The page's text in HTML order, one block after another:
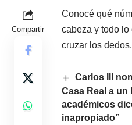
Compartir
Conocé qué
cabeza y todo lo
cruzar los dedos.
Carlos III
Casa Real a
académicos
inapropiado”